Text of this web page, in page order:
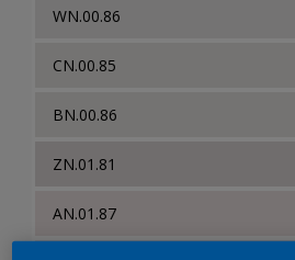
WN.00.86
CN.00.85
BN.00.86
ZN.01.81
AN.01.87